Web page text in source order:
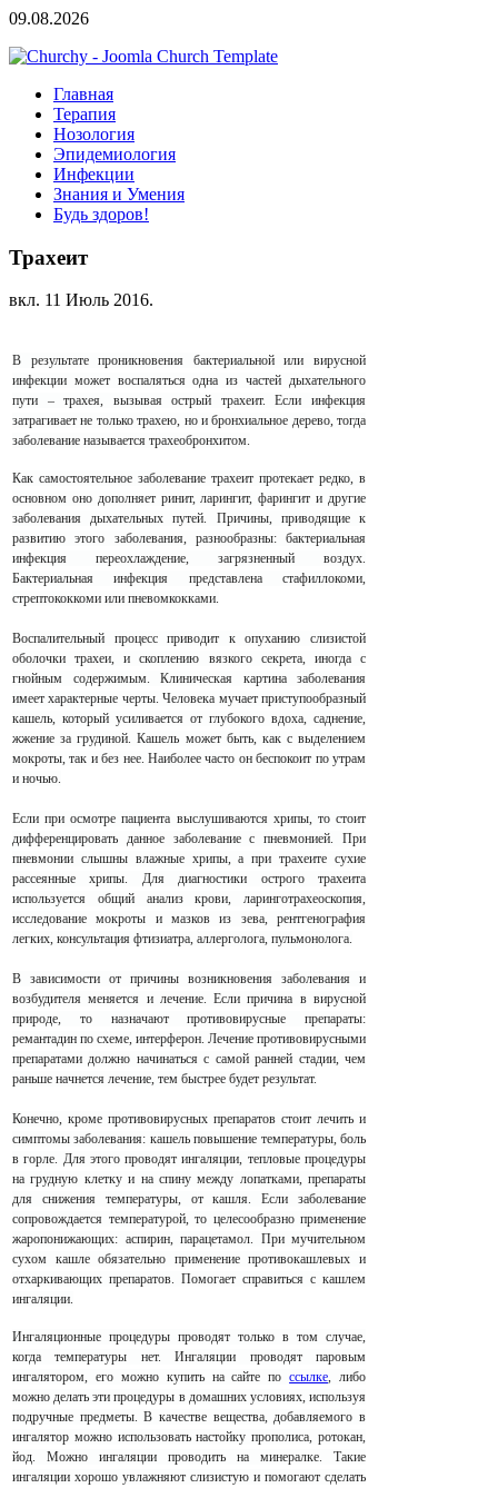
09.08.2026
Главная
Терапия
Нозология
Эпидемиология
Инфекции
Знания и Умения
Будь здоров!
Трахеит
вкл. 11 Июль 2016.
В результате проникновения бактериальной или вирусной
инфекции может воспаляться одна из частей дыхательного
пути – трахея, вызывая острый трахеит. Если инфекция
затрагивает не только трахею, но и бронхиальное дерево, тогда
заболевание называется трахеобронхитом.
Как самостоятельное заболевание трахеит протекает редко, в
основном оно дополняет ринит, ларингит, фарингит и другие
заболевания дыхательных путей. Причины, приводящие к
развитию этого заболевания, разнообразны: бактериальная
инфекция переохлаждение, загрязненный воздух.
Бактериальная инфекция представлена стафиллокоми,
стрептококкоми или пневомкокками.
Воспалительный процесс приводит к опуханию слизистой
оболочки трахеи, и скоплению вязкого секрета, иногда с
гнойным содержимым. Клиническая картина заболевания
имеет характерные черты. Человека мучает приступообразный
кашель, который усиливается от глубокого вдоха, саднение,
жжение за грудиной. Кашель может быть, как с выделением
мокроты, так и без нее. Наиболее часто он беспокоит по утрам
и ночью.
Если при осмотре пациента выслушиваются хрипы, то стоит
дифференцировать данное заболевание с пневмонией. При
пневмонии слышны влажные хрипы, а при трахеите сухие
рассеянные хрипы. Для диагностики острого трахеита
используется общий анализ крови, ларинготрахеоскопия,
исследование мокроты и мазков из зева, рентгенография
легких, консультация фтизиатра, аллерголога, пульмонолога.
В зависимости от причины возникновения заболевания и
возбудителя меняется и лечение. Если причина в вирусной
природе, то назначают противовирусные препараты:
ремантадин по схеме, интерферон. Лечение противовирусными
препаратами должно начинаться с самой ранней стадии, чем
раньше начнется лечение, тем быстрее будет результат.
Конечно, кроме противовирусных препаратов стоит лечить и
симптомы заболевания: кашель повышение температуры, боль
в горле. Для этого проводятингаляции, тепловые процедуры
на грудную клетку и на спину между лопатками, препараты
для снижения температуры, от кашля.Если заболевание
сопровождается температурой, то целесообразно применение
жаропонижающих: аспирин, парацетамол. При мучительном
сухом кашле обязательно применение противокашлевых и
отхаркивающих препаратов. Помогает справиться с кашлем
ингаляции.
Ингаляционные процедуры проводят только в том случае,
когда температуры нет. Ингаляции проводят паровым
ингалятором, его можно купить на сайте поссылке, либо
можно делать эти процедуры в домашних условиях, используя
подручные предметы.В качестве вещества, добавляемого в
ингалятор можно использовать настойку прополиса, ротокан,
йод. Можно ингаляции проводить на минералке. Такие
ингаляции хорошо увлажняют слизистую и помогают сделать